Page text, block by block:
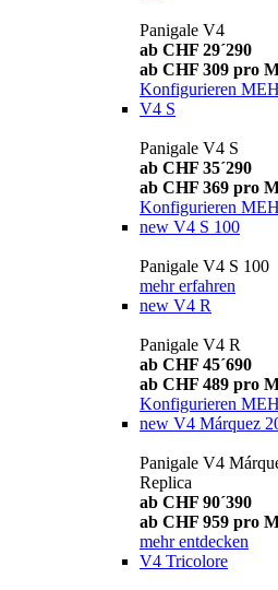
Panigale V4
ab CHF 29´290
ab CHF 309 pro
Konfigurieren
V4 S
Panigale V4 S
ab CHF 35´290
ab CHF 369 pro
Konfigurieren
new V4 S 100
Panigale V4 S 100
mehr erfahren
new V4 R
Panigale V4 R
ab CHF 45´690
ab CHF 489 pro
Konfigurieren
new V4 Márquez
Panigale V4
Replica
ab CHF 90´390
ab CHF 959 pro
mehr entdecken
V4 Tricolore